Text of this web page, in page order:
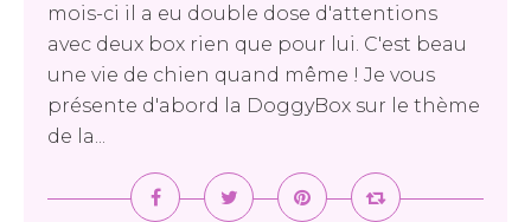
mois-ci il a eu double dose d'attentions
avec deux box rien que pour lui. C'est beau
une vie de chien quand même ! Je vous
présente d'abord la DoggyBox sur le thème
de la...